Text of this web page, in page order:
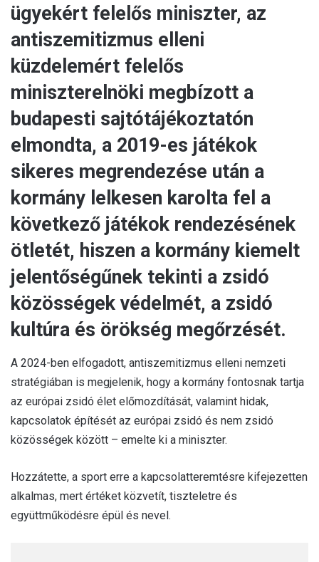
ügyekért felelős miniszter, az
antiszemitizmus elleni
küzdelemért felelős
miniszterelnöki megbízott a
budapesti sajtótájékoztatón
elmondta, a 2019-es játékok
sikeres megrendezése után a
kormány lelkesen karolta fel a
következő játékok rendezésének
ötletét, hiszen a kormány kiemelt
jelentőségűnek tekinti a zsidó
közösségek védelmét, a zsidó
kultúra és örökség megőrzését.
A 2024-ben elfogadott, antiszemitizmus elleni nemzeti
stratégiában is megjelenik, hogy a kormány fontosnak tartja
az európai zsidó élet előmozdítását, valamint hidak,
kapcsolatok építését az európai zsidó és nem zsidó
közösségek között – emelte ki a miniszter.
Hozzátette, a sport erre a kapcsolatteremtésre kifejezetten
alkalmas, mert értéket közvetít, tiszteletre és
együttműködésre épül és nevel.